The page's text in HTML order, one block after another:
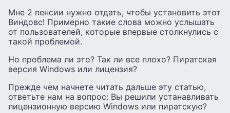
Мне 2 пенсии нужно отдать, чтобы установить этот
Виндовс! Примерно такие слова можно услышать
от пользователей, которые впервые столкнулись с
такой проблемой.
Но проблема ли это? Так ли все плохо? Пиратская
версия Windows или лицензия?
Прежде чем начнете читать дальше эту статью,
ответьте нам на вопрос: Вы решили устанавливать
лицензионную версию Windows или пиратскую?